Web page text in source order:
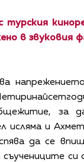
в звуковия
за
исляма и
да се